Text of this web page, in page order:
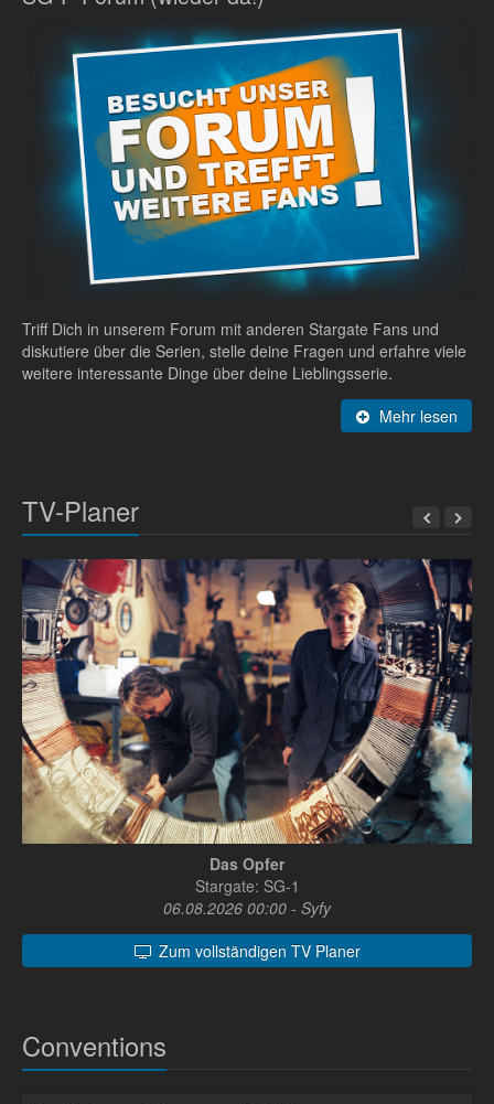
Triff Dich in unserem Forum mit anderen Stargate Fans und
diskutiere über die Serien, stelle deine Fragen und erfahre viele
weitere interessante Dinge über deine Lieblingsserie.
Mehr lesen
TV-Planer
Das Opfer
Stargate: SG-1
06.08.2026 00:00 - Syfy
Zum vollständigen TV Planer
Conventions